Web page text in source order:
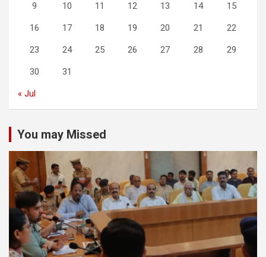
9 10 11 12 13 14 15
16 17 18 19 20 21 22
23 24 25 26 27 28 29
30 31
« Jul
You may Missed